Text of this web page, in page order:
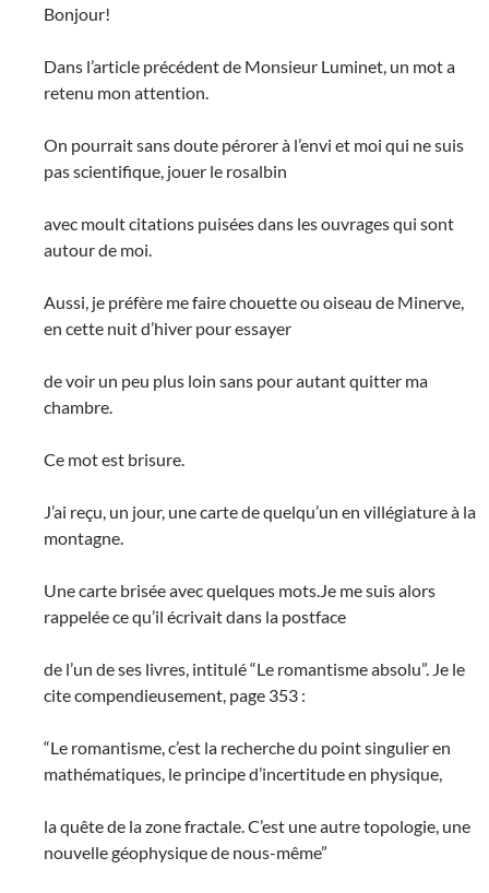
Bonjour!
Dans l’article précédent de Monsieur Luminet, un mot a
retenu mon attention.
On pourrait sans doute pérorer à l’envi et moi qui ne suis
pas scientifique, jouer le rosalbin
avec moult citations puisées dans les ouvrages qui sont
autour de moi.
Aussi, je préfère me faire chouette ou oiseau de Minerve,
en cette nuit d’hiver pour essayer
de voir un peu plus loin sans pour autant quitter ma
chambre.
Ce mot est brisure.
J’ai reçu, un jour, une carte de quelqu’un en villégiature à la
montagne.
Une carte brisée avec quelques mots.Je me suis alors
rappelée ce qu’il écrivait dans la postface
de l’un de ses livres, intitulé “Le romantisme absolu”. Je le
cite compendieusement, page 353 :
“Le romantisme, c’est la recherche du point singulier en
mathématiques, le principe d’incertitude en physique,
la quête de la zone fractale. C’est une autre topologie, une
nouvelle géophysique de nous-même”